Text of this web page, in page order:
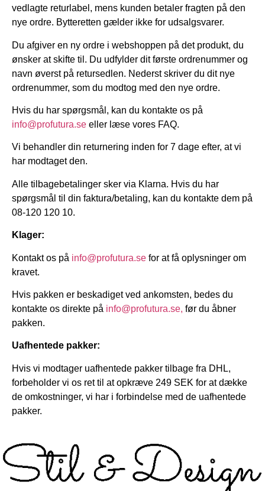
vedlagte returlabel, mens kunden betaler fragten på den
nye ordre. Bytteretten gælder ikke for udsalgsvarer.
Du afgiver en ny ordre i webshoppen på det produkt, du
ønsker at skifte til. Du udfylder dit første ordrenummer og
navn øverst på retursedlen. Nederst skriver du dit nye
ordrenummer, som du modtog med den nye ordre.
Hvis du har spørgsmål, kan du kontakte os på
info@profutura.se eller læse vores FAQ.
Vi behandler din returnering inden for 7 dage efter, at vi
har modtaget den.
Alle tilbagebetalinger sker via Klarna. Hvis du har
spørgsmål til din faktura/betaling, kan du kontakte dem på
08-120 120 10.
Klager:
Kontakt os på info@profutura.se for at få oplysninger om
kravet.
Hvis pakken er beskadiget ved ankomsten, bedes du
kontakte os direkte på info@profutura.se, før du åbner
pakken.
Uafhentede pakker:
Hvis vi modtager uafhentede pakker tilbage fra DHL,
forbeholder vi os ret til at opkræve 249 SEK for at dække
de omkostninger, vi har i forbindelse med de uafhentede
pakker.